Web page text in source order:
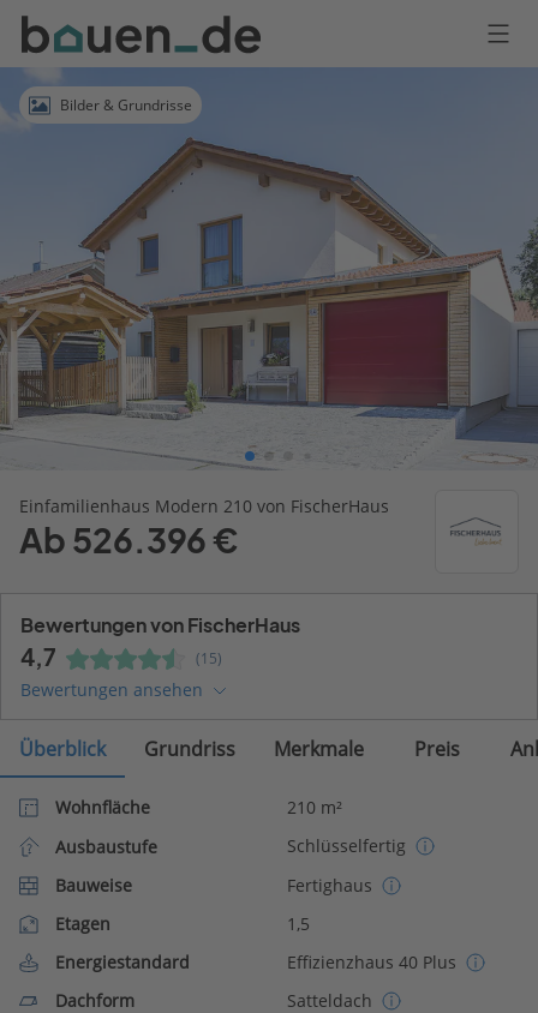
Bauen
Logo
AnmeldenBilder & Grundrisse
Einfamilienhaus Modern 210 von FischerHaus
Ab 526.396 €
Bewertungen von FischerHaus
4,7 (15)
Bewertungen ansehen
Überblick Grundriss Merkmale Preis
Wohnfläche
210 m²
Ausbaustufe
Schlüsselfertig
Bauweise
Fertighaus
Etagen
1,5
Energiestandard
Effizienzhaus 40 Plus
Dachform
Satteldach